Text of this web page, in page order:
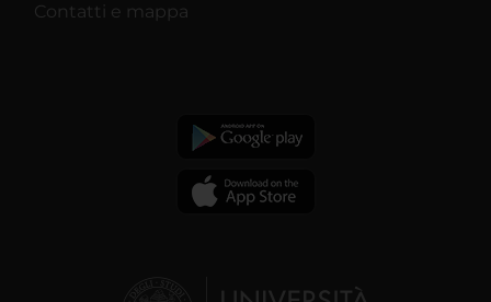
Contatti e mappa